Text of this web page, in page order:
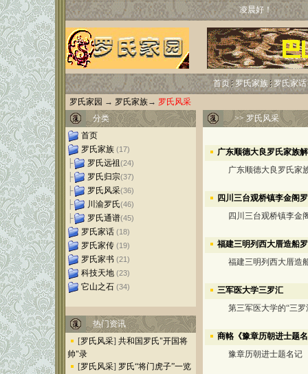
凌晨好！
首页 罗氏家族
罗氏家话
罗氏家园 → 罗氏家族→ 罗氏风采
分类
首页
罗氏家族 (17)
├ 罗氏远祖(24)
├ 罗氏归宗(37)
├ 罗氏风采(36)
├ 川渝罗氏(46)
├ 罗氏通谱(45)
罗氏家话 (18)
罗氏家传 (19)
罗氏家书 (21)
科技天地 (23)
它山之石 (34)
热门资讯
[罗氏风采] 共和国罗氏"开国将
帅"录
[罗氏风采] 罗氏“将门虎子”一览
>>罗氏风采
广东顺德大良罗氏家族
广东顺德大良罗氏家
四川三台观桥镇李金阁
四川三台观桥镇李金
福建三明列西大厝造船
福建三明列西大厝造
三军医大学三罗汇
第三军医大学的“三罗
商輅《豫章历朝进士题
豫章历朝进士题名记